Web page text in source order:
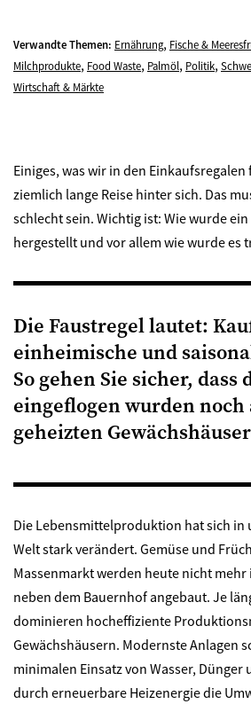
Verwandte Themen: Ernährung, Fische &
Milchprodukte, Food Waste, Palmöl, Politik,
Wirtschaft & Märkte
Einiges, was wir in den
ziemlich lange Reise hinter sich. Das
schlecht sein. Wichtig ist: Wie wurde
hergestellt und vor allem wie wurde es
Die Faustregel lautet:
einheimische und
So gehen Sie sicher, dass
eingeflogen wurden noch
geheizten
Die Lebensmittelproduktion hat sich in
Welt stark verändert. Gemüse und
Massenmarkt werden heute nicht mehr
neben dem Bauernhof angebaut. Je
dominieren hocheffiziente
Gewächshäusern. Modernste Anlagen
minimalen Einsatz von Wasser, Dünger
durch erneuerbare Heizenergie die